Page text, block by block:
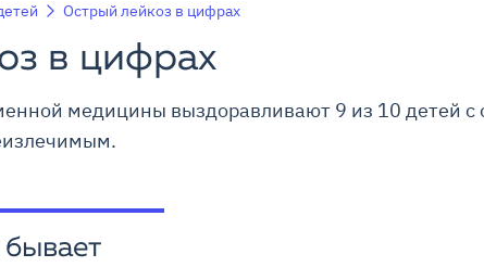
Острый лейкоз в цифрах
в цифрах
медицины выздоравливают 9 из 10 детей
бывает